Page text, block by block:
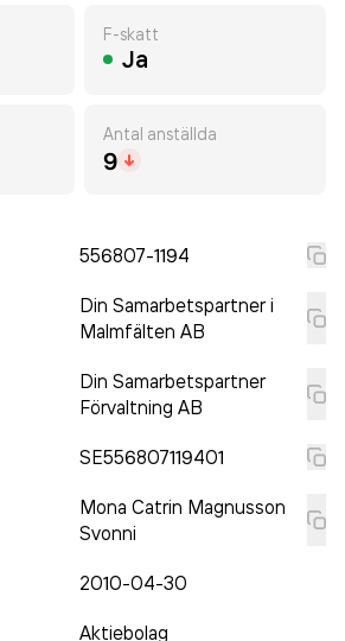
F-skatt
Ja
Antal anställda
9
556807-1194
Din Samarbetspartner i
Malmfälten AB
Din Samarbetspartner
Förvaltning AB
SE556807119401
Mona Catrin Magnusson
Svonni
2010-04-30
Aktiebolag